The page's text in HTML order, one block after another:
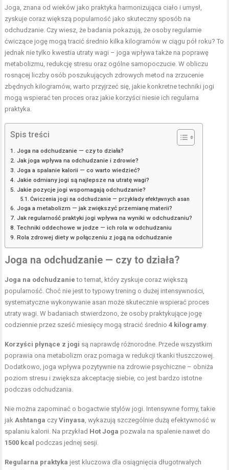
Joga, znana od wieków jako praktyka harmonizująca ciało i umysł,
zyskuje coraz większą popularność jako skuteczny sposób na
odchudzanie. Czy wiesz, że badania pokazują, że osoby regularnie
ćwiczące jogę mogą tracić średnio kilka kilogramów w ciągu pół roku? To
jednak nie tylko kwestia utraty wagi – joga wpływa także na poprawę
metabolizmu, redukcję stresu oraz ogólne samopoczucie. W obliczu
rosnącej liczby osób poszukujących zdrowych metod na zrzucenie
zbędnych kilogramów, warto przyjrzeć się, jakie konkretne techniki jogi
mogą wspierać ten proces oraz jakie korzyści niesie ich regularna
praktyka.
Spis treści
Joga na odchudzanie — czy to działa?
Jak joga wpływa na odchudzanie i zdrowie?
Joga a spalanie kalorii — co warto wiedzieć?
Jakie odmiany jogi są najlepsze na utratę wagi?
Jakie pozycje jogi wspomagają odchudzanie?
Ćwiczenia jogi na odchudzanie — przykłady efektywnych asan
Joga a metabolizm — jak zwiększyć przemianę materii?
Jak regularność praktyki jogi wpływa na wyniki w odchudzaniu?
Techniki oddechowe w jodze — ich rola w odchudzaniu
Rola zdrowej diety w połączeniu z jogą na odchudzanie
Joga na odchudzanie — czy to działa?
Joga na odchudzanie to temat, który zyskuje coraz większą
popularność. Choć nie jest to typowy trening o dużej intensywności,
systematyczne wykonywanie asan może skutecznie wspierać proces
utraty wagi. W badaniach stwierdzono, że osoby praktykujące jogę
codziennie przez sześć miesięcy mogą stracić średnio4 kilogramy.
Korzyści płynące z jogi są naprawdę różnorodne. Przede wszystkim
poprawia ona metabolizm oraz pomaga w redukcji tkanki tłuszczowej.
Dodatkowo, joga wpływa pozytywnie na zdrowie psychiczne – obniża
poziom stresu i zwiększa akceptację siebie, co jest bardzo istotne
podczas odchudzania.
Nie można zapominać o bogactwie stylów jogi. Intensywne formy, takie
jakAshtanga czyVinyasa, wykazują szczególnie dużą efektywność w
spalaniu kalorii. Na przykład Hot Joga pozwala na spalenie nawet do
1500 kcal podczas jednej sesji.
Regularna praktyka jest kluczowa dla osiągnięcia długotrwałych